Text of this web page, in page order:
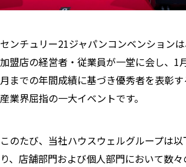
センチュリー21ジャパンコンベンション
加盟店の経営者・従業員が一堂に会し、1
月までの年間成績に基づき優秀者を表彰
産業界屈指の一大イベントです。
このたび、当社ハウスウェルグループは
り、店舗部門および個人部門において数